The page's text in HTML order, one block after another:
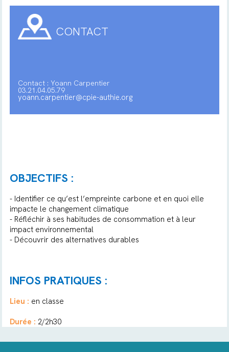
CONTACT
Contact : Yoann Carpentier
03.21.04.05.79
yoann.carpentier@cpie-authie.org
OBJECTIFS :
- Identifier ce qu’est l’empreinte carbone et en quoi elle
impacte le changement climatique
- Réfléchir à ses habitudes de consommation et à leur
impact environnemental
- Découvrir des alternatives durables
INFOS PRATIQUES :
Lieu : en classe
Durée : 2/2h30